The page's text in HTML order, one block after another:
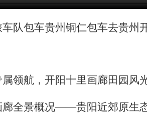
队包车贵州铜仁包车去贵州
领航，开阳十里画廊田园风
廊全景概况——贵阳近郊原生